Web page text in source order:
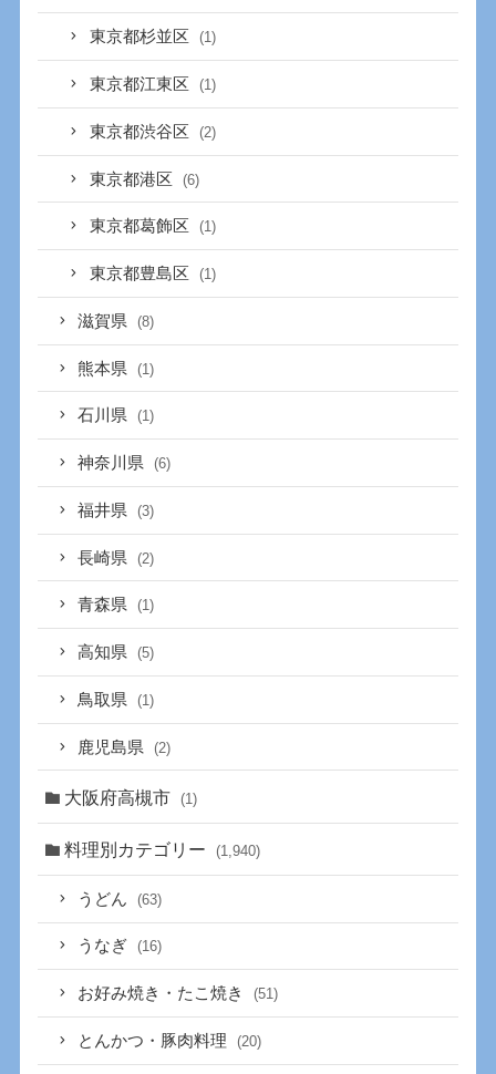
東京都杉並区 (1)
東京都江東区 (1)
東京都渋谷区 (2)
東京都港区 (6)
東京都葛飾区 (1)
東京都豊島区 (1)
滋賀県 (8)
熊本県 (1)
石川県 (1)
神奈川県 (6)
福井県 (3)
長崎県 (2)
青森県 (1)
高知県 (5)
鳥取県 (1)
鹿児島県 (2)
大阪府高槻市 (1)
料理別カテゴリー (1,940)
うどん (63)
うなぎ (16)
お好み焼き・たこ焼き (51)
とんかつ・豚肉料理 (20)